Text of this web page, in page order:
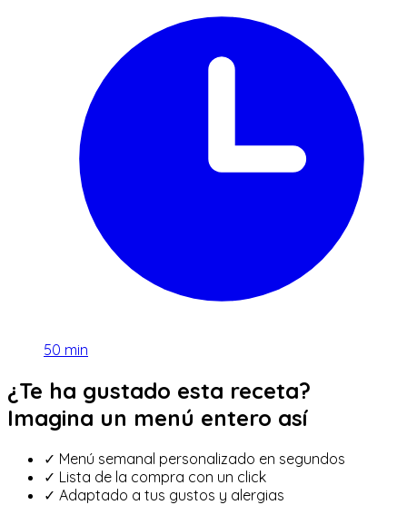
50 min
¿Te ha gustado esta receta?
Imagina un menú entero así
✓ Menú semanal personalizado en segundos
✓ Lista de la compra con un click
✓ Adaptado a tus gustos y alergias